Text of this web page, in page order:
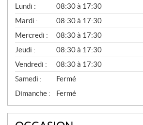
G
É
N
É
R
A
L
Lundi :
08:30 à 17:30
Mardi :
08:30 à 17:30
Mercredi :
08:30 à 17:30
Jeudi :
08:30 à 17:30
Vendredi :
08:30 à 17:30
Samedi :
Fermé
Dimanche :
Fermé